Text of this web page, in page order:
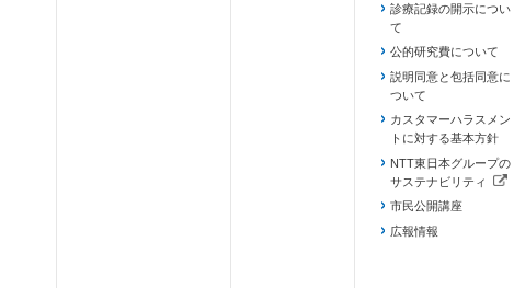
診療記録の開示につい
て
公的研究費について
説明同意と包括同意に
ついて
カスタマーハラスメン
トに対する基本方針
NTT東日本グループの
サステナビリティ
（新しいタブで開きま
市民公開講座
広報情報